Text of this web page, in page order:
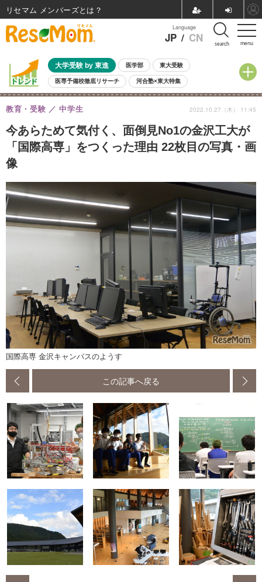
menu
Language
JP / CN search
大学受験 by 東進 医学部 東大受験
医専予備校徹底リサーチ 河合塾×東大特集
親子で考える大学選び 高校受験 中学受験 小学校受験
共通テスト 夏休み
8月開催イベント・WS 全国公立高校 過去問 人気記事
自由研究教材（小学生向け） 自由研究教材（中学生向け） ランキング
今あらためて気付く、面倒見No1の金沢工大が
「国際高専」をつくった理由 22枚目の写真・画
像
教育・受験 中学生 2022.10.27（木） 11:45
国際高専 金沢キャンパスのようす
この記事へ戻る
リセマム メンバーズ